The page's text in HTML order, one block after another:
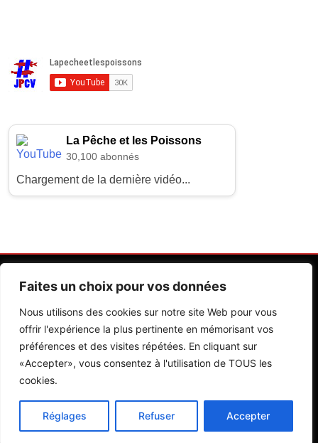
Faites un choix pour vos données
Nous utilisons des cookies sur notre site Web pour vous
offrir l'expérience la plus pertinente en mémorisant vos
préférences et des visites répétées. En cliquant sur
«Accepter», vous consentez à l'utilisation de TOUS les
cookies.
Réglages Refuser Accepter
La Pêche et les Poissons
30,100 abonnés
Chargement de la dernière vidéo...
Contactez Nos Rédactions Mentions Légales